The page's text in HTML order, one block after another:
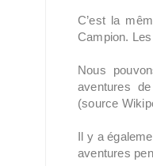
C’est la
Campion.
Nous
aventures
(source
Il y a
aventures